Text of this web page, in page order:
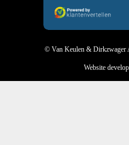
© Van Keulen & Dirkzwager
Website